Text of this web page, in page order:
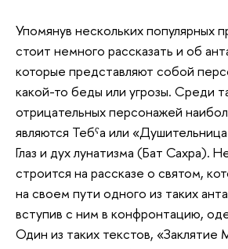
Упомянув нескольких популярных
стоит немного рассказать и об
которые представляют собой
какой-то беды или угрозы. Среди
отрицательных персонажей
являются Тебˁа или
Глаз и дух лунатизма (Бат Сахра).
строится на рассказе о святом,
на своем пути одного из таких
вступив с ним в конфронтацию,
Один из таких текстов,